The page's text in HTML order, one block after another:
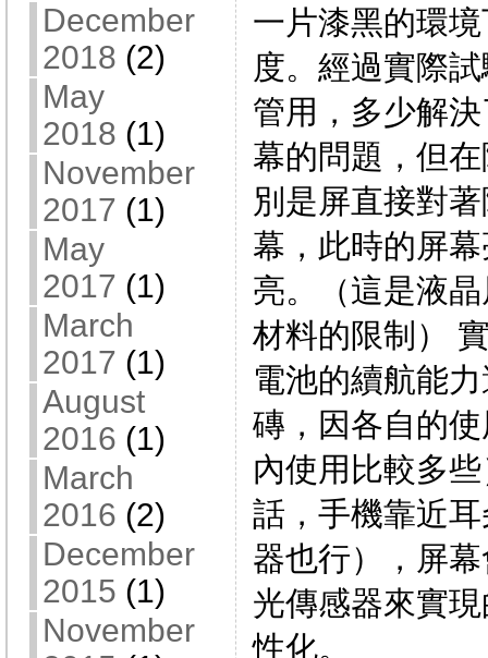
December
2018 (2)
May
2018 (1)
November
2017 (1)
May
2017 (1)
March
2017 (1)
August
2016 (1)
March
2016 (2)
December
2015 (1)
November
一片漆黑的環
度。經過實際
管用，多少解
幕的問題，但
別是屏直接對
幕，此時的屏
亮。（這是液
材料的限制）
電池的續航能
磚，因各自的
內使用比較多
話，手機靠近
器也行），屏
光傳感器來實
性化。